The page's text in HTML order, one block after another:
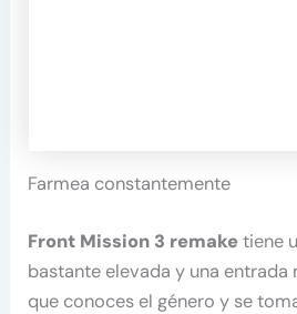
Farmea constantemente
Front Mission 3 remaketiene
bastante elevada y una entrada
que conoces el género y se